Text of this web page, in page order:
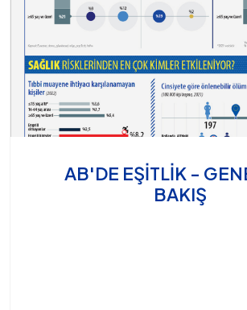
AB'DE EŞİTLİK -
BAKIŞ